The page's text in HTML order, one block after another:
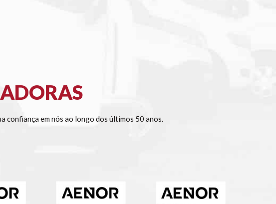
confiança em nós ao longo dos últimos 50 anos.